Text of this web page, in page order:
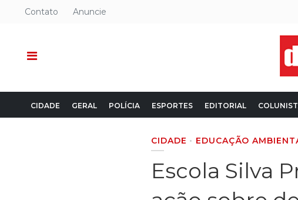
Contato Anuncie
CIDADE GERAL POLÍCIA ESPORTES EDITORIAL
CIDADE EDUCAÇÃO
Escola Silva